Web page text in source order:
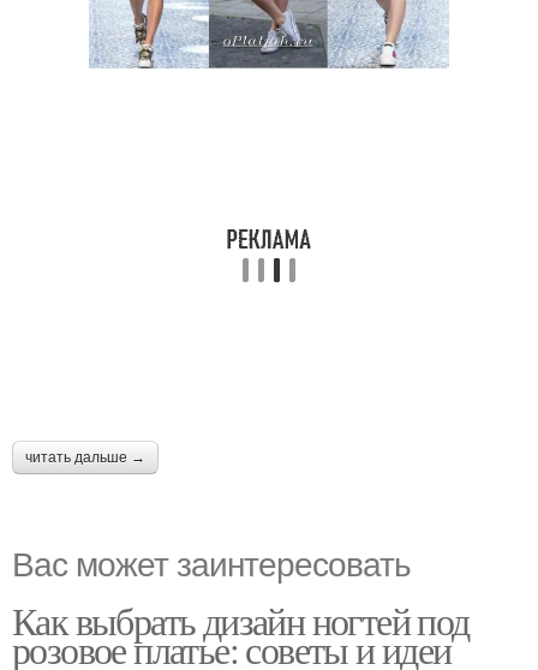
читать дальше →
Вас может заинтересовать
Как выбрать дизайн ногтей под
розовое платье: советы и идеи